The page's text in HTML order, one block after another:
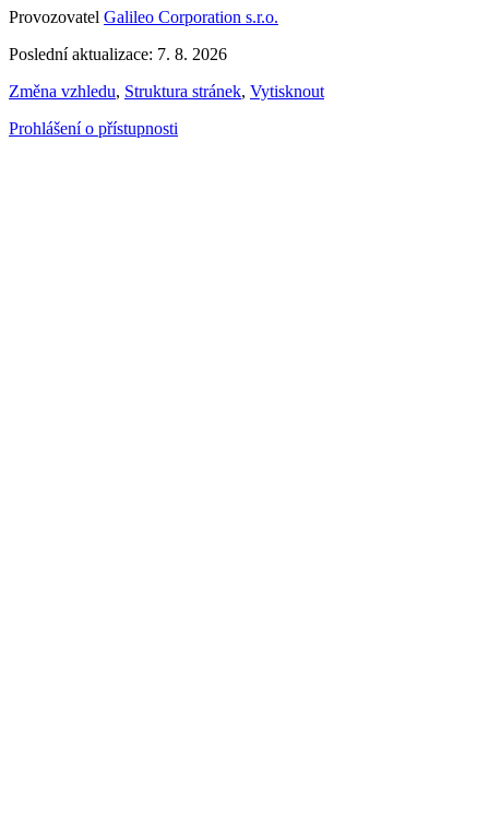
Provozovatel Galileo Corporation s.r.o.
Poslední aktualizace: 7. 8. 2026
Změna vzhledu, Struktura stránek, Vytisknout
Prohlášení o přístupnosti